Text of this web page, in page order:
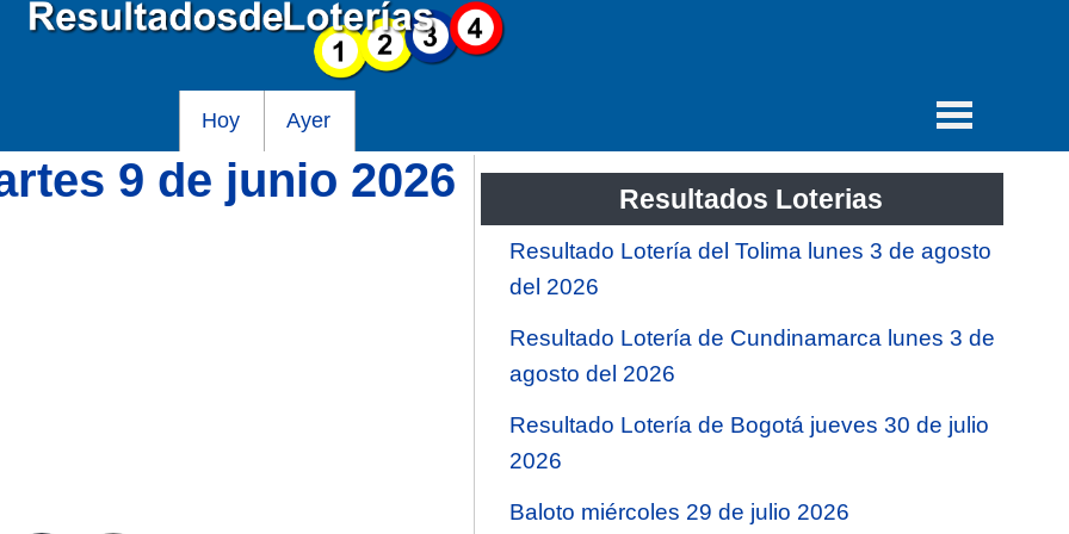
Hoy Ayer
9 de junio 2026 Resultados Loterias
Resultado Lotería del Tolima lunes 3 de agosto
del 2026
Resultado Lotería de Cundinamarca lunes 3 de
agosto del 2026
Resultado Lotería de Bogotá jueves 30 de julio
2026
Baloto miércoles 29 de julio 2026